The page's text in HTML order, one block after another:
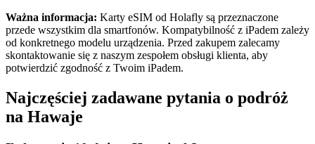
Ważna informacja: Karty eSIM od Holafly są przeznaczone
przede wszystkim dla smartfonów. Kompatybilność z iPadem zależy
od konkretnego modelu urządzenia. Przed zakupem zalecamy
skontaktowanie się z naszym zespołem obsługi klienta, aby
potwierdzić zgodność z Twoim iPadem.
Najczęściej zadawane pytania o podróż
na Hawaje